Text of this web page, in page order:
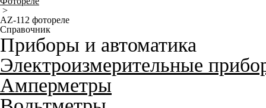
>
AZ-112 фотореле
Справочник
Приборы и автоматика
Электроизмерительные
Амперметры